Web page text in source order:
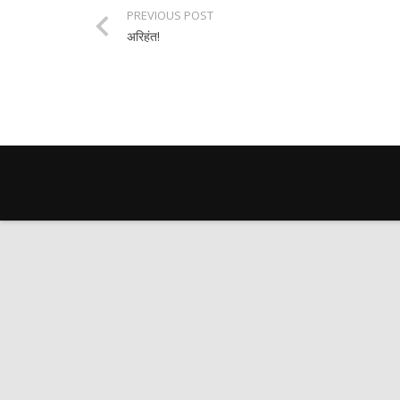
PREVIOUS POST
अरिहंत!